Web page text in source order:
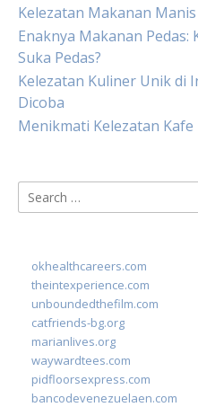
Kelezatan Makanan
Enaknya Makanan
Suka Pedas?
Kelezatan Kuliner Unik di
Dicoba
Menikmati Kelezatan
Search
for:
okhealthcareers.com
theintexperience.com
unboundedthefilm.com
catfriends-bg.org
marianlives.org
waywardtees.com
pidfloorsexpress.com
bancodevenezuelaen.com